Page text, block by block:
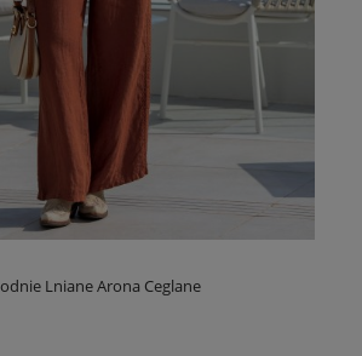
Lniane Arona Ceglane